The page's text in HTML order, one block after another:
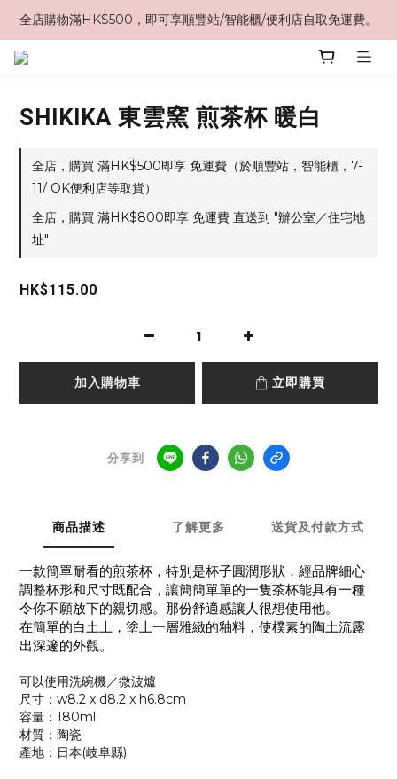
全店購物滿HK$500，即可享順豐站/智能櫃/便利店自取免運費。
SHIKIKA 東雲窯 煎茶杯 暖白
全店，購買 滿HK$500即享 免運費（於順豐站，智能櫃，7-
11/ OK便利店等取貨）
全店，購買 滿HK$800即享 免運費 直送到 "辦公室／住宅地
址"
HK$115.00
加入購物車 立即購買
分享到
商品描述 了解更多 送貨及付款方式
一款簡單耐看的煎茶杯，特別是杯子圓潤形狀，經品牌細心
調整杯形和尺寸既配合，讓簡簡單單的一隻茶杯能具有一種
令你不願放下的親切感。那份舒適感讓人很想使用他。
在簡單的白土上，塗上一層雅緻的釉料，使樸素的陶土流露
出深邃的外觀。
可以使用洗碗機／微波爐
尺寸：w8.2 x d8.2 x h6.8cm
容量：180ml
材質：陶瓷
產地：日本(岐阜縣)